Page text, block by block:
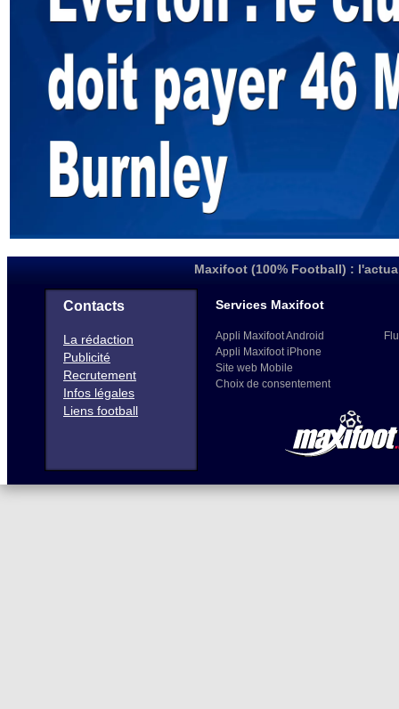
Maxifoot (100% Football) :
Contacts
La rédaction
Publicité
Recrutement
Infos légales
Liens football
Services Maxifoot
Appli Maxifoot Android
Appli Maxifoot iPhone
Site web Mobile
Choix de consentement